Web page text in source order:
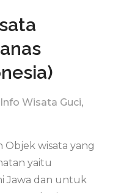
Info Wisata Guci,
Objek wisata yang
yaitu
Jawa dan untuk